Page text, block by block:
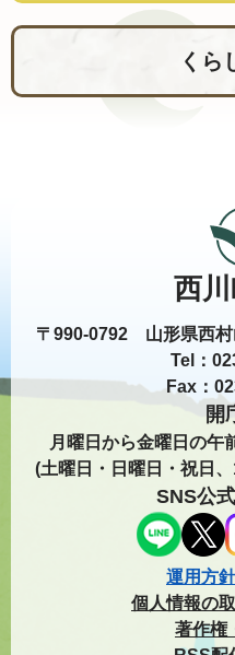
くら
西
〒990-0792 山形県西村
Tel：
Fax：
開
月曜日から金曜日の午
(土曜日・日曜日・祝日
SNS公
運用方
個人情報の
著作権